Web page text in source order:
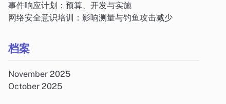
事件响应计划：预算、开发与实施
网络安全意识培训：影响测量与钓鱼攻击减少
档案
November 2025
October 2025